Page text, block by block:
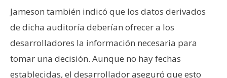
s
d
e
P
Jameson también indicó que los datos derivados
de dicha auditoría deberían ofrecer a los
desarrolladores la información necesaria para
tomar una decisión. Aunque no hay fechas
establecidas, el desarrollador aseguró que esto